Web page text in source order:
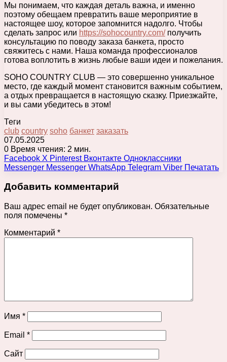
Мы понимаем, что каждая деталь важна, и именно
поэтому обещаем превратить ваше мероприятие в
настоящее шоу, которое запомнится надолго. Чтобы
сделать запрос или https://sohocountry.com/получить
консультацию по поводу заказа банкета, просто
свяжитесь с нами. Наша команда профессионалов
готова воплотить в жизнь любые ваши идеи и пожелания.
SOHO COUNTRY CLUB — это совершенно уникальное
место, где каждый момент становится важным событием,
а отдых превращается в настоящую сказку. Приезжайте,
и вы сами убедитесь в этом!
Теги
club country soho банкет заказать
07.05.2025
0 Время чтения: 2 мин.
Facebook X Pinterest Вконтакте Одноклассники
Messenger Messenger WhatsApp Telegram Viber Печатать
Добавить комментарий
Ваш адрес email не будет опубликован. Обязательные
поля помечены *
Комментарий *
Имя *
Email *
Сайт